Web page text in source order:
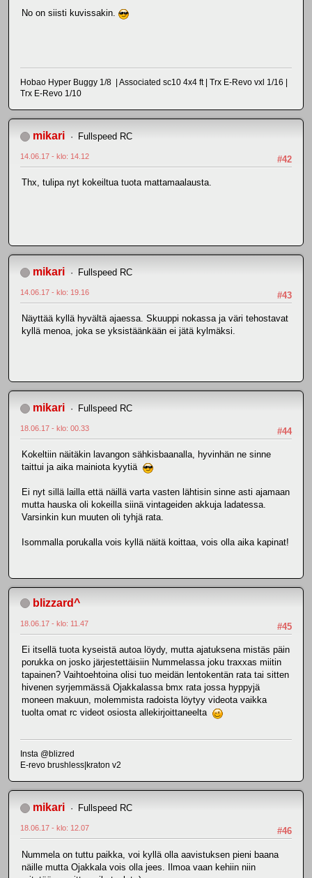
No on siisti kuvissakin.
Hobao Hyper Buggy 1/8 | Associated sc10 4x4 ft | Trx E-Revo vxl 1/16 |
Trx E-Revo 1/10
mikari Fullspeed RC
#42
14.06.17 - klo: 14.12
Thx, tulipa nyt kokeiltua tuota mattamaalausta.
mikari Fullspeed RC
#43
14.06.17 - klo: 19.16
Näyttää kyllä hyvältä ajaessa. Skuuppi nokassa ja väri tehostavat
kyllä menoa, joka se yksistäänkään ei jätä kylmäksi.
mikari Fullspeed RC
#44
18.06.17 - klo: 00.33
Kokeltiin näitäkin lavangon sähkisbaanalla, hyvinhän ne sinne
taittui ja aika mainiota kyytiä
Ei nyt sillä lailla että näillä varta vasten lähtisin sinne asti ajamaan
mutta hauska oli kokeilla siinä vintageiden akkuja ladatessa.
Varsinkin kun muuten oli tyhjä rata.
Isommalla porukalla vois kyllä näitä koittaa, vois olla aika kapinat!
blizzard^
#45
18.06.17 - klo: 11.47
Ei itsellä tuota kyseistä autoa löydy, mutta ajatuksena mistäs päin
porukka on josko järjestettäisiin Nummelassa joku traxxas miitin
tapainen? Vaihtoehtoina olisi tuo meidän lentokentän rata tai sitten
hivenen syrjemmässä Ojakkalassa bmx rata jossa hyppyjä
moneen makuun, molemmista radoista löytyy videota vaikka
tuolta omat rc videot osiosta allekirjoittaneelta
Insta @blizred
E-revo brushless|kraton v2
mikari Fullspeed RC
#46
18.06.17 - klo: 12.07
Nummela on tuttu paikka, voi kyllä olla aavistuksen pieni baana
näille mutta Ojakkala vois olla jees. Ilmoa vaan kehiin niin